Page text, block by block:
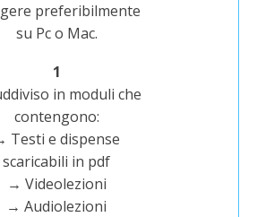
preferibilmente
su Pc o Mac.
1
in moduli che
contengono:
Testi e dispense
scaricabili in pdf
→ Videolezioni
→ Audiolezioni